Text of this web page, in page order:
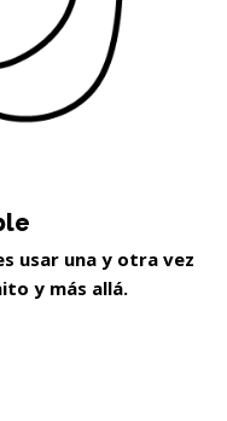
usar una y otra vez
y más allá.